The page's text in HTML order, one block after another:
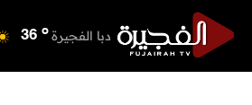
دبا الفجيرة 36 o